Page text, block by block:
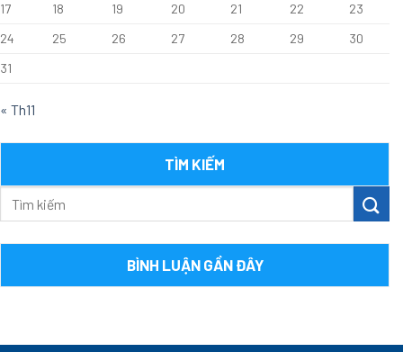
17
18 19 20 21 22
23
24
25 26 27 28 29
30
31
« Th11
TÌM KIẾM
BÌNH LUẬN GẦN ĐÂY